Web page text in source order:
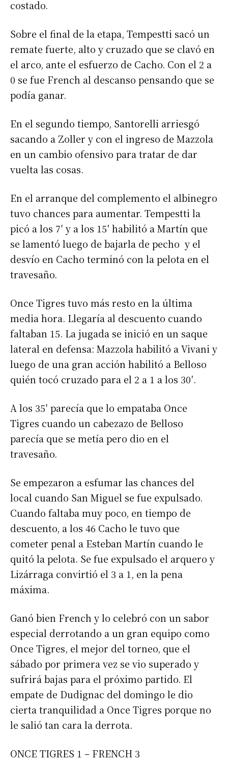
Suscribirme gratis
costado.
Sobre el final de la etapa, Tempestti sacó un
remate fuerte, alto y cruzado que se clavó en
el arco, ante el esfuerzo de Cacho. Con el 2 a
0 se fue French al descanso pensando que se
podía ganar.
En el segundo tiempo, Santorelli arriesgó
sacando a Zoller y con el ingreso de Mazzola
en un cambio ofensivo para tratar de dar
vuelta las cosas.
En el arranque del complemento el albinegro
tuvo chances para aumentar. Tempestti la
picó a los 7′ y a los 15′ habilitó a Martín que
se lamentó luego de bajarla de pecho y el
desvío en Cacho terminó con la pelota en el
travesaño.
Once Tigres tuvo más resto en la última
media hora. Llegaría al descuento cuando
faltaban 15. La jugada se inició en un saque
lateral en defensa: Mazzola habilitó a Vivani y
luego de una gran acción habilitó a Belloso
quién tocó cruzado para el 2 a 1 a los 30′.
A los 35′ parecía que lo empataba Once
Tigres cuando un cabezazo de Belloso
parecía que se metía pero dio en el
travesaño.
Se empezaron a esfumar las chances del
local cuando San Miguel se fue expulsado.
Cuando faltaba muy poco, en tiempo de
descuento, a los 46 Cacho le tuvo que
cometer penal a Esteban Martín cuando le
quitó la pelota. Se fue expulsado el arquero y
Lizárraga convirtió el 3 a 1, en la pena
máxima.
Ganó bien French y lo celebró con un sabor
especial derrotando a un gran equipo como
Once Tigres, el mejor del torneo, que el
sábado por primera vez se vio superado y
sufrirá bajas para el próximo partido. El
empate de Dudignac del domingo le dio
cierta tranquilidad a Once Tigres porque no
le salió tan cara la derrota.
ONCE TIGRES 1 – FRENCH 3